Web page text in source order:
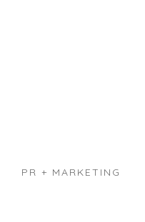
PR + MARKETING